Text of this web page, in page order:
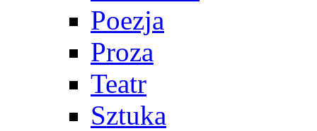
Poezja
Proza
Teatr
Sztuka